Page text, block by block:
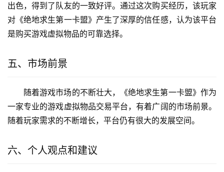
出色，得到了队友的一致好评。通过这次购买经历，该玩家
对《绝地求生第一卡盟》产生了深厚的信任感，认为该平台
是购买游戏虚拟物品的可靠选择。
五、市场前景
随着游戏市场的不断壮大，《绝地求生第一卡盟》作为
一家专业的游戏虚拟物品交易平台，有着广阔的市场前景。
随着玩家需求的不断增长，平台仍有很大的发展空间。
六、个人观点和建议